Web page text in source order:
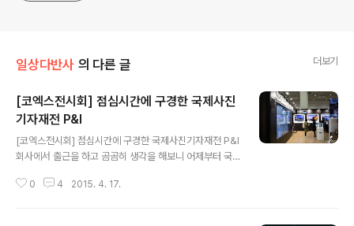
일상다반사 의 다른 글 더보기
[코엑스전시회] 점심시간에 구경한 국제사진
기자재전 P&I
[코엑스전시회] 점심시간에 구경한 국제사진기자재전 P&I
회사에서 출근을 하고 곰곰히 생각을 해보니 어제부터 국
성역 인근에 있는 이유로 점심시간을 이용해서 국제사진기
0 4 2015. 4. 17.